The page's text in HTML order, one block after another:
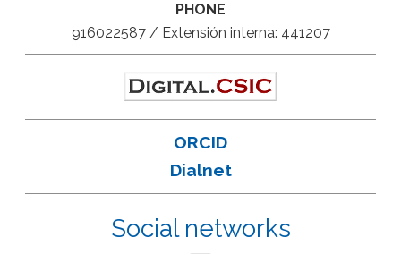
PHONE
916022587 / Extensión interna: 441207
ORCID
Dialnet
Social networks